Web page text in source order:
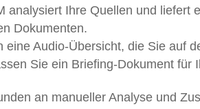
analysiert Ihre Quellen und liefert
Dokumenten.
eine Audio-Übersicht, die Sie auf
Sie ein Briefing-Dokument für
an manueller Analyse und